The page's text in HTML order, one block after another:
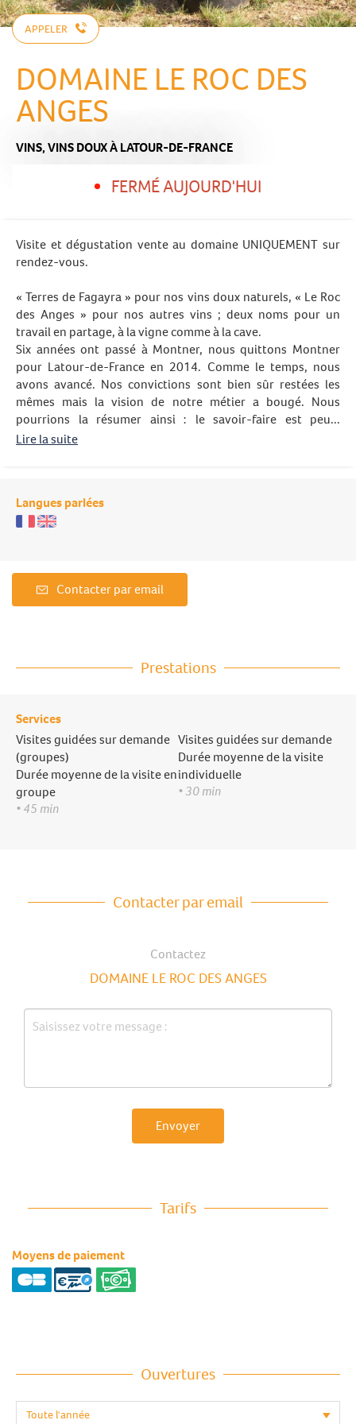
APPELER
DOMAINE LE ROC DES
ANGES
VINS,VINS DOUXÀ LATOUR-DE-FRANCE
FERMÉ AUJOURD'HUI
Visite et dégustation vente au domaine UNIQUEMENT sur
rendez-vous.
« Terres de Fagayra » pour nos vins doux naturels, « Le Roc
des Anges » pour nos autres vins ; deux noms pour un
travail en partage, à la vigne comme à la cave.
Six années ont passé à Montner, nous quittons Montner
pour Latour-de-France en 2014. Comme le temps, nous
avons avancé. Nos convictions sont bien sûr restées les
mêmes mais la vision de notre métier a bougé. Nous
pourrions la résumer ainsi : le savoir-faire est peu...
Lire la suite
Langues parlées
Contacter par email
Prestations
Services
Visites guidées sur demande
(groupes)
Durée moyenne de la visite en
groupe
• 45 min
Visites guidées sur demande
Durée moyenne de la visite
individuelle
• 30 min
Contacter par email
Contactez
DOMAINE LE ROC DES ANGES
Envoyer
Tarifs
Moyens de paiement
Ouvertures